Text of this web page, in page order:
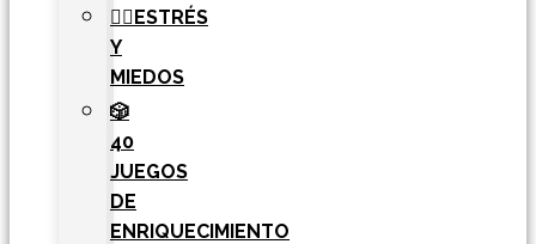
🧘‍♀️ESTRÉS
Y
MIEDOS
🎲
40
JUEGOS
DE
ENRIQUECIMIENTO